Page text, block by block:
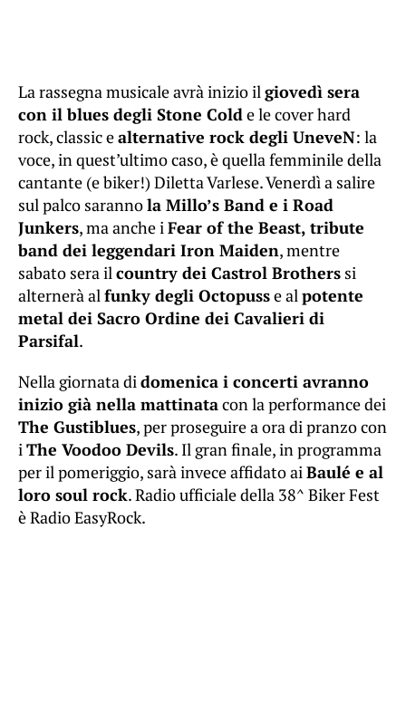
La rassegna musicale avrà inizio ilgiovedì sera
con il blues degli Stone Colde le cover hard
rock, classic ealternative rock degli UneveN: la
voce, in quest’ultimo caso, è quella femminile della
cantante (e biker!) Diletta Varlese. Venerdì a salire
sul palco sarannola Millo’s Band e i Road
Junkers, ma anche iFear of the Beast, tribute
band dei leggendari Iron Maiden, mentre
sabato sera ilcountry dei Castrol Brothers si
alternerà alfunky degli Octopusse alpotente
metal dei Sacro Ordine dei Cavalieri di
Parsifal.
Nella giornata didomenica i concerti avranno
inizio già nella mattinatacon la performance dei
The Gustiblues, per proseguire a ora di pranzo con
iThe Voodoo Devils. Il gran finale, in programma
per il pomeriggio, sarà invece affidato aiBaulé e al
loro soul rock. Radio ufficiale della 38^ Biker Fest
è Radio EasyRock.